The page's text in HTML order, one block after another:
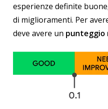
esperienze definite
di miglioramenti. Per
deve avere un punteggio